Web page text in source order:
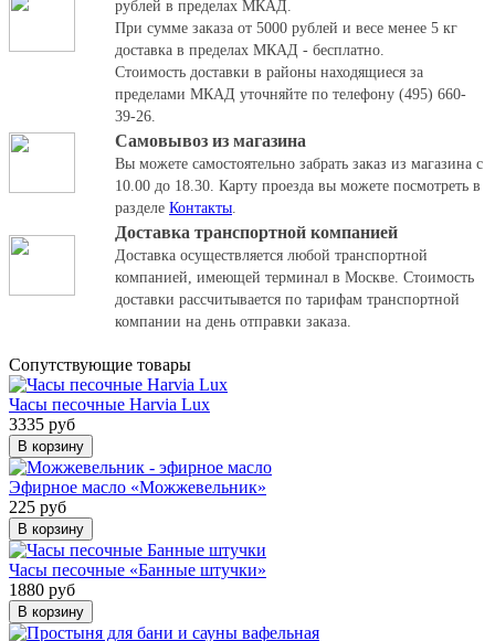
рублей в пределах МКАД.
При сумме заказа от 5000 рублей и весе менее 5 кг
доставка в пределах МКАД - бесплатно.
Стоимость доставки в районы находящиеся за
пределами МКАД уточняйте по телефону (495) 660-
39-26.
Самовывоз из магазина
Вы можете самостоятельно забрать заказ из магазина с
10.00 до 18.30. Карту проезда вы можете посмотреть в
разделе Контакты
Доставка транспортной компанией
Доставка осуществляется любой транспортной
компанией, имеющей терминал в Москве. Стоимость
доставки рассчитывается по тарифам транспортной
компании на день отправки заказа.
Cопутствующие товары
Часы песочные Harvia Lux
3335 руб
В корзину
Эфирное масло «Можжевельник»
225 руб
В корзину
Часы песочные «Банные штучки»
1880 руб
В корзину